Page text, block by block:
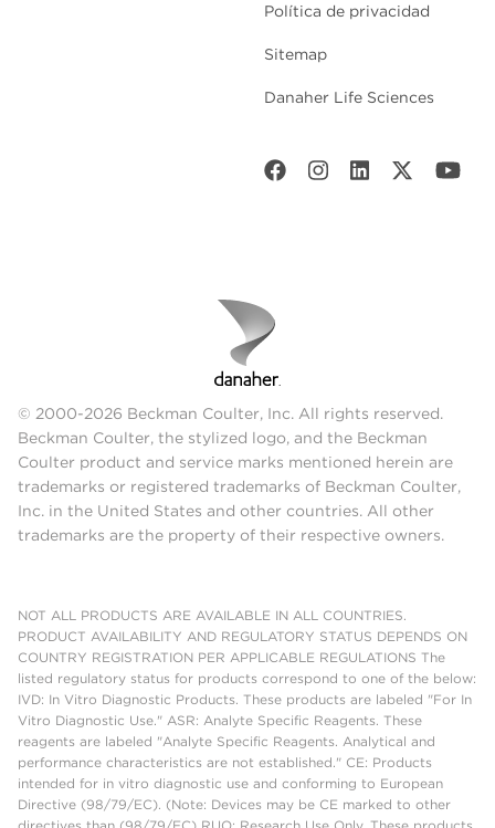
Política de privacidad
Sitemap
Danaher Life Sciences
© 2000-2026 Beckman Coulter, Inc. All rights reserved.
Beckman Coulter, the stylized logo, and the Beckman
Coulter product and service marks mentioned herein are
trademarks or registered trademarks of Beckman Coulter,
Inc. in the United States and other countries. All other
trademarks are the property of their respective owners.
NOT ALL PRODUCTS ARE AVAILABLE IN ALL COUNTRIES.
PRODUCT AVAILABILITY AND REGULATORY STATUS DEPENDS ON
COUNTRY REGISTRATION PER APPLICABLE REGULATIONS The
listed regulatory status for products correspond to one of the below:
IVD: In Vitro Diagnostic Products. These products are labeled "For In
Vitro Diagnostic Use." ASR: Analyte Specific Reagents. These
reagents are labeled "Analyte Specific Reagents. Analytical and
performance characteristics are not established." CE: Products
intended for in vitro diagnostic use and conforming to European
Directive (98/79/EC). (Note: Devices may be CE marked to other